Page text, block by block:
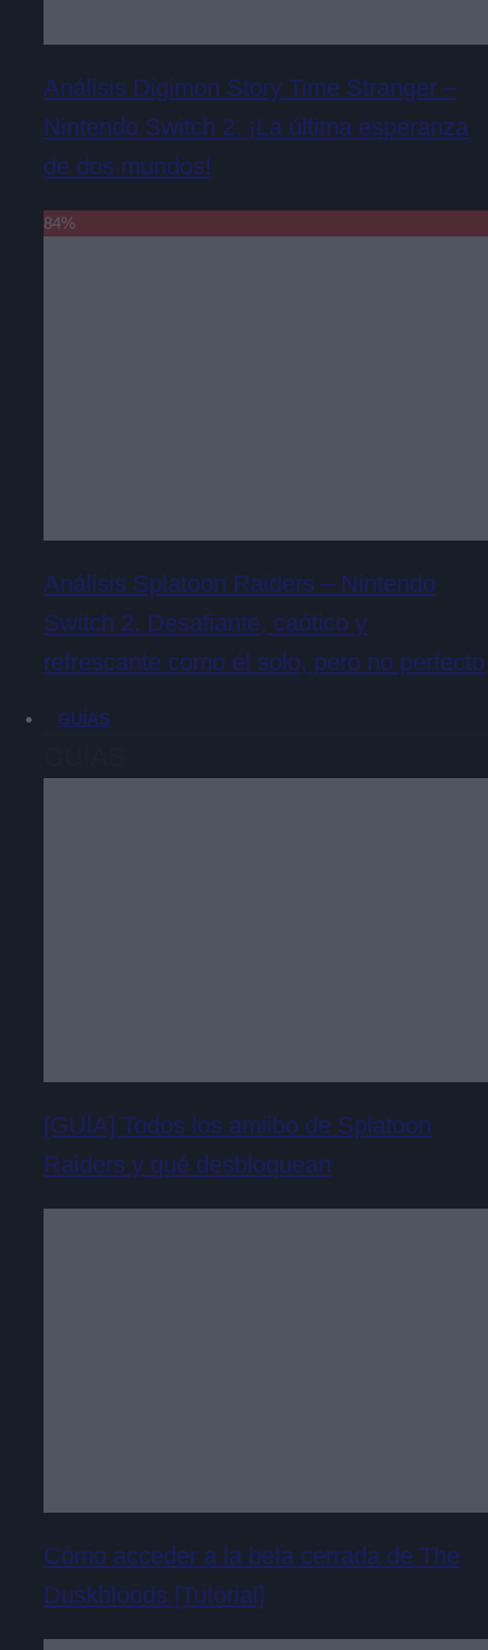
Análisis Digimon Story Time Stranger –
Nintendo Switch 2. ¡La última esperanza
de dos mundos!
84%
Análisis Splatoon Raiders – Nintendo
Switch 2. Desafiante, caótico y
refrescante como él solo, pero no perfecto
GUÍAS
[GUÍA] Todos los amiibo de Splatoon
Raiders y qué desbloquean
Cómo acceder a la beta cerrada de The
Duskbloods [Tutorial]